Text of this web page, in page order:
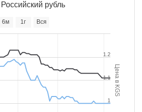
6м 1г Вся
Цена в KGS
Российский рубль
1
1.1
1.2